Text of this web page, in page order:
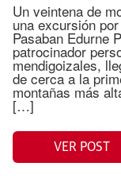
Un veintena de
una excursión
Pasaban Edurne
patrocinador
mendigoizales,
de cerca a la
montañas más
[…]
VER POST